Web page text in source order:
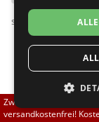
SoDanca
TopTanz
schmal
Zwischen 70,00 EUR
versandkostenfrei!